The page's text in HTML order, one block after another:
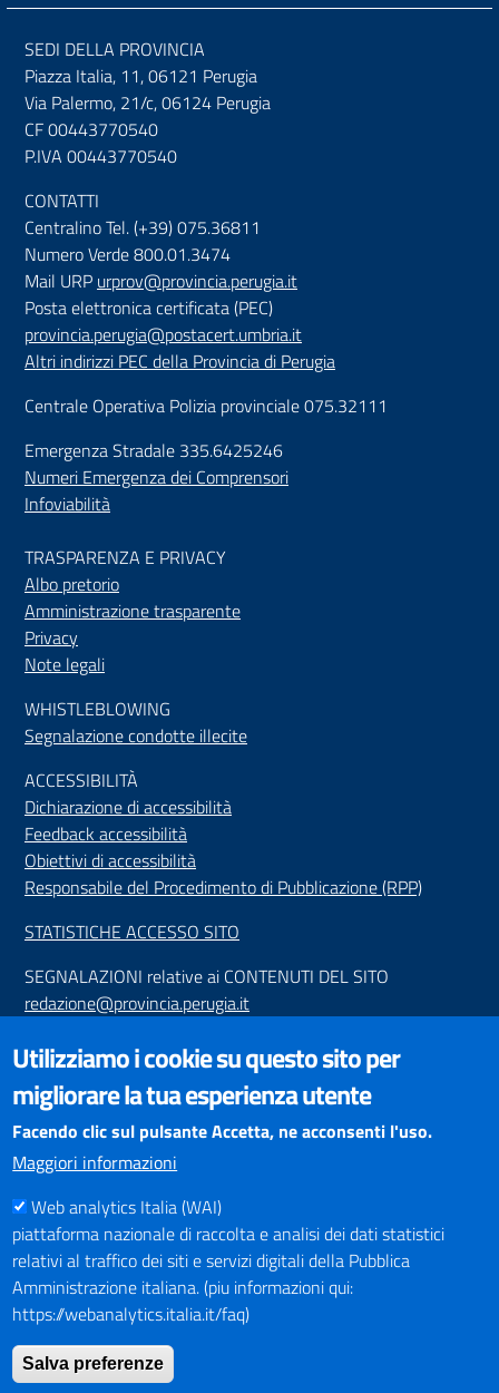
SEDI DELLA PROVINCIA
Piazza Italia, 11, 06121 Perugia
Via Palermo, 21/c, 06124 Perugia
CF 00443770540
P.IVA 00443770540
CONTATTI
Centralino Tel. (+39) 075.36811
Numero Verde 800.01.3474
Mail URP urprov@provincia.perugia.it
Posta elettronica certificata (PEC)
provincia.perugia@postacert.umbria.it
Altri indirizzi PEC della Provincia di Perugia
Centrale Operativa Polizia provinciale 075.32111
Emergenza Stradale 335.6425246
Numeri Emergenza dei Comprensori
Infoviabilità
TRASPARENZA E PRIVACY
Albo pretorio
Amministrazione trasparente
Privacy
Note legali
WHISTLEBLOWING
Segnalazione condotte illecite
ACCESSIBILITÀ
Dichiarazione di accessibilità
Feedback accessibilità
Obiettivi di accessibilità
Responsabile del Procedimento di Pubblicazione (RPP)
STATISTICHE ACCESSO SITO
SEGNALAZIONI relative ai CONTENUTI DEL SITO
redazione@provincia.perugia.it
VISUALIZZAZIONE CONTENUTI
Il sito internet della Provincia di Perugia è ottimizzato per
essere visualizzato dai principali browser aggiornati. L'uso di
browser non aggiornati può creare problemi di visualizzazione
dei contenuti.
PAGAMENTI
SOCIAL NETWORKS
Pagina Facebook
Profilo Instagram
Utilizziamo i cookie su questo sito per
migliorare la tua esperienza utente
Facendo clic sul pulsante Accetta, ne acconsenti l'uso.
Maggiori informazioni
Web analytics Italia (WAI)
piattaforma nazionale di raccolta e analisi dei dati statistici
relativi al traffico dei siti e servizi digitali della Pubblica
Amministrazione italiana. (piu informazioni qui:
https://webanalytics.italia.it/faq)
Salva preferenze